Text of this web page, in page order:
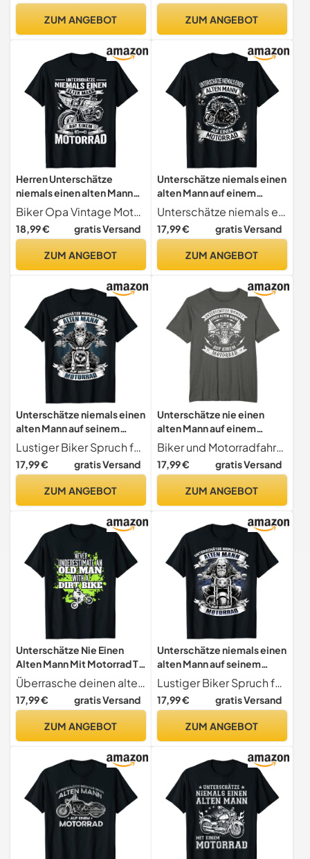
ZUM ANGEBOT ZUM ANGEBOT
Herren Unterschätze
niemals einen alten Mann
auf einem Motorrad T-ShirtBiker Opa Vintage Motorradfahrer Motiv
18,99 € gratis Versand
ZUM ANGEBOT
Unterschätze niemals einen
alten Mann auf einem
Motorrad T-Shirt
Unterschätze niemals einen alten Mann. Lustiger Spruch mit Motorrad Design ideal für Motorradfahrer und Biker. Männer, Väter, Opa, Rentner die leidenschaftlich mit Ihrer Maschine über die Landstraßen und Kurven touren an der west coast oder der Route 66.
17,99 € gratis Versand
ZUM ANGEBOT
Unterschätze niemals einen
alten Mann auf seinem
Motorrad T-Shirt
Lustiger Biker Spruch für den alten Mann
17,99 € gratis Versand
ZUM ANGEBOT
Unterschätze nie einen
alten Mann auf einem
Motorrad T-Shirt T-Shirt
Biker und Motorradfahrer T-Shirts
17,99 € gratis Versand
ZUM ANGEBOT
Unterschätze Nie Einen
Alten Mann Mit Motorrad T-
Shirt
Überrasche deinen alten Herrn, der ein Motorradfahrer ist, mit dieser lustigen Motorrad Kleidung. Toll zum Tragen für alle Papas, Väter oder Väter, die zertifizierte Biker und Motocrosser sind.
17,99 € gratis Versand
ZUM ANGEBOT
Unterschätze niemals einen
alten Mann auf seinem
Motorrad T-Shirt
Lustiger Biker Spruch für den alten Mann
17,99 € gratis Versand
ZUM ANGEBOT